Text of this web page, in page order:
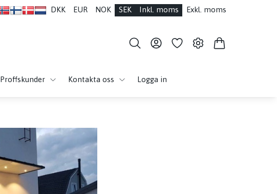
DKK EUR NOK SEK Inkl. moms Exkl. moms
Proffskunder Kontakta oss Logga in